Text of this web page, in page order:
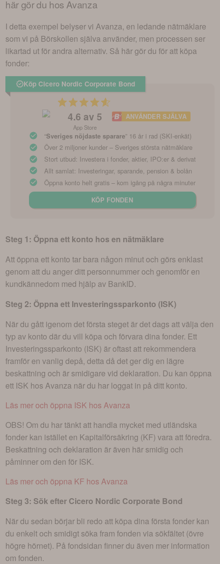
här gör du hos Avanza
I detta exempel belyser vi Avanza, en ledande nätmäklare
som vi på Börskollen själva använder, men processen ser
likartad ut för andra alternativ. Så här gör du för att köpa
fonder:
Köp Cicero Nordic Corporate Bond
4.6 av 5
App Store
ANVÄNDER SJÄLVA
“Sveriges nöjdaste sparare” 16 år i rad (SKI-enkät)
Över 2 miljoner kunder – Sveriges största nätmäklare
Stort utbud: Investera i fonder, aktier, IPO:er & derivat
Allt samlat: Investeringar, sparande, pension & bolån
Öppna konto helt gratis – kom igång på några minuter
KÖP FONDEN
Steg 1: Öppna ett konto hos en nätmäklare
Att öppna ett konto tar bara någon minut och görs enklast
genom att du anger ditt personnummer och genomför en
kundkännedom med hjälp av BankID.
Steg 2: Öppna ett Investeringssparkonto (ISK)
När du gått igenom det första steget är det dags att välja den
typ av konto där du vill köpa och förvara dina fonder. Ett
Investeringssparkonto (ISK) är oftast att rekommendera
framför en vanlig depå, detta då det ger dig en lägre
beskattning och är smidigare vid deklaration. Du kan öppna
ett ISK hos Avanza när du har loggat in på ditt konto.
Läs mer och öppna ISK hos Avanza
OBS! Om du har tänkt att handla mycket med utländska
fonder kan istället en Kapitalförsäkring (KF) vara att föredra.
Beskattning och deklaration är även här smidig och
påminner om den för ISK.
Läs mer och öppna KF hos Avanza
Steg 3: Sök efter Cicero Nordic Corporate Bond
När du sedan börjar bli redo att köpa dina första fonder kan
du enkelt och smidigt söka fram fonden via sökfältet (övre
högre hörnet). På fondsidan finner du även mer information
om fonden.